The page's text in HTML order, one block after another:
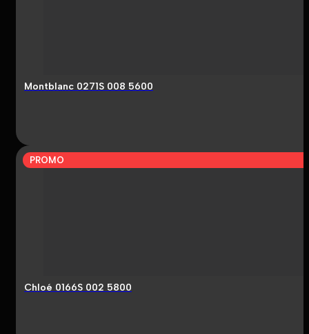
Montblanc 0271S 008 5600
PROMO
Chloé 0166S 002 5800